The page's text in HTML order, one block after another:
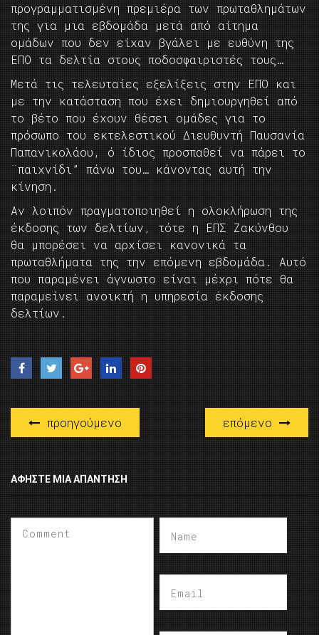
προγραμματισμένη πρεμιέρα των πρωταθλημάτων
της για μια εβδομάδα μετά από αίτημα
ομάδων που δεν είχαν βγάλει με ευθύνη της
ΕΠΟ τα δελτία στους ποδοσφαιριστές τους…
Μετά τις τελευταίες εξελίξεις στην ΕΠΟ και
με την κατάσταση που έχει δημιουργηθεί από
το βέτο που έχουν θέσει ομάδες για το
πρόσωπο του εκτελεστικού Διευθυντή Παυσανία
Παπανικολάου, ό ίδιος προσπαθεί να πάρει το
¨παιχνίδι” πάνω του… κάνοντας αυτή την
κίνηση.
Αν λοιπόν πραγματοποιηθεί η ολοκλήρωση της
έκδοσης των δελτίων, τότε η ΕΠΣ Ζακύνθου
θα μπορέσει να αρχίσει κανονικά τα
πρωταθλήματα της την επόμενη εβδομάδα. Αυτό
που παραμένει άγνωστο είναι μέχρι πότε θα
παραμείνει ανοικτή η υπηρεσία έκδοσης
δελτίων.
προηγούμενο επόμενο
ΑΦΉΣΤΕ ΜΙΑ ΑΠΆΝΤΗΣΗ